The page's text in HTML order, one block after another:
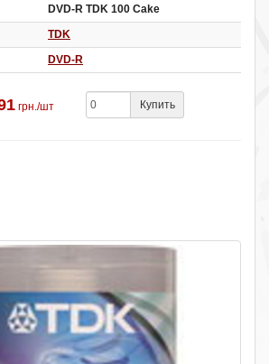
DVD-R TDK 100 Cake
TDK
DVD-R
грн./шт Купить